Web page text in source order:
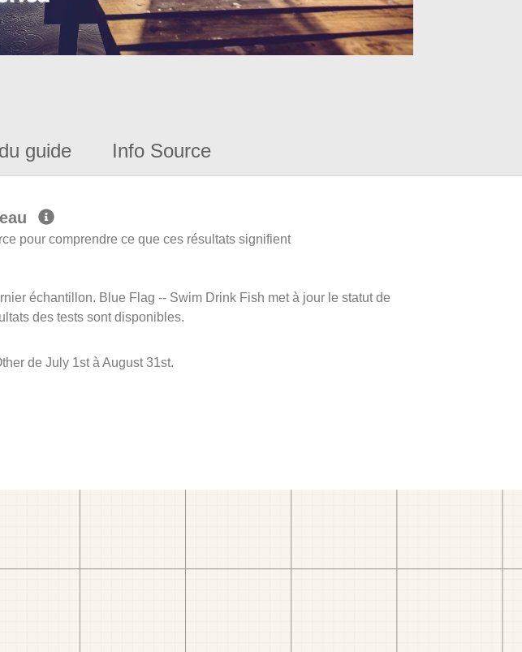
guide Info Source
pour comprendre ce que ces résultats signifient
échantillon. Blue Flag -- Swim Drink Fish met à jour le statut de
des tests sont disponibles.
de July 1st à August 31st.